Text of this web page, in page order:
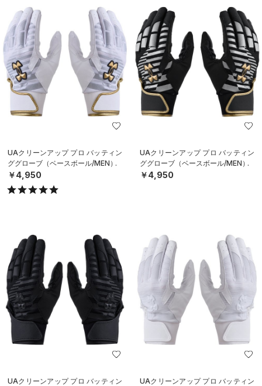
UAクリーンアップ プロ バッティン
ググローブ（ベースボール/MEN）
￥4,950
UAクリーンアップ プロ バッティン
ググローブ（ベースボール/MEN）
￥4,950
UAクリーンアップ プロ バッティン
UAクリーンアップ プロ バッティン